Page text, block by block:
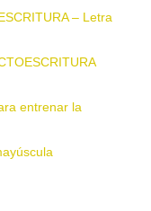
– Letra
entrenar la